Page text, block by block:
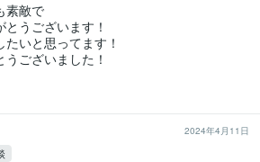
素敵で
うございます！
いと思ってます！
ございました！
2024年4月11日